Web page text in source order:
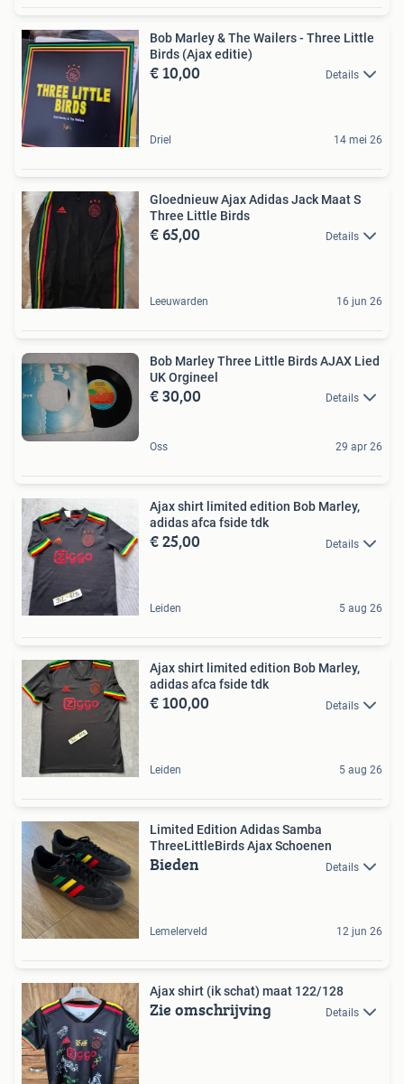
Bob Marley & The Wailers - Three Little
Birds (Ajax editie)
€ 10,00 Details
Driel 14 mei 26
Gloednieuw Ajax Adidas Jack Maat S
Three Little Birds
€ 65,00 Details
Leeuwarden 16 jun 26
Bob Marley Three Little Birds AJAX Lied
UK Orgineel
€ 30,00 Details
Oss 29 apr 26
Ajax shirt limited edition Bob Marley,
adidas afca fside tdk
€ 25,00 Details
Leiden 5 aug 26
Ajax shirt limited edition Bob Marley,
adidas afca fside tdk
€ 100,00 Details
Leiden 5 aug 26
Limited Edition Adidas Samba
ThreeLittleBirds Ajax Schoenen
Bieden Details
Lemelerveld 12 jun 26
Ajax shirt (ik schat) maat 122/128
Zie omschrijving Details